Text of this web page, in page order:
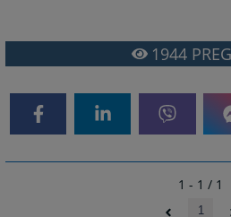
1944
1 - 1 / 1
1